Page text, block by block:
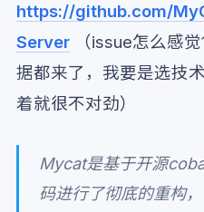
https://github.com/
Server （issue怎么感
据都来了，我要是选技
着就很不对劲）
Mycat是基于开源
码进行了彻底的重构